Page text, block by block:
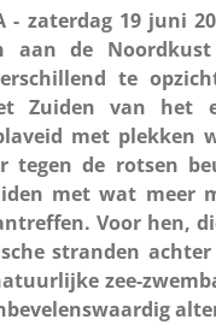
- zaterdag 19 juni
aan de
te
Zuiden van het
met plekken
tegen de rotsen
met wat meer
Voor hen,
stranden
zee-